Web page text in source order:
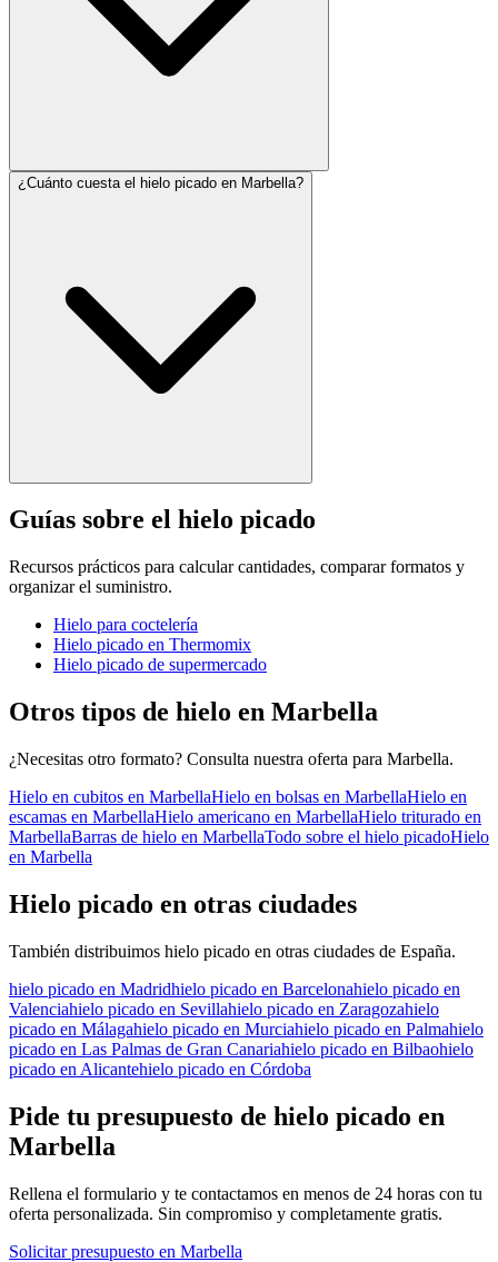
¿Cuánto cuesta el hielo picado en Marbella?
Guías sobre el hielo picado
Recursos prácticos para calcular cantidades, comparar formatos y
organizar el suministro.
Hielo para coctelería
Hielo picado en Thermomix
Hielo picado de supermercado
Otros tipos de hielo en Marbella
¿Necesitas otro formato? Consulta nuestra oferta para Marbella.
Hielo en cubitos en MarbellaHielo en bolsas en MarbellaHielo en
escamas en MarbellaHielo americano en MarbellaHielo triturado en
MarbellaBarras de hielo en MarbellaTodo sobre el hielo picadoHielo
en Marbella
Hielo picado en otras ciudades
También distribuimos hielo picado en otras ciudades de España.
hielo picado en Madridhielo picado en Barcelonahielo picado en
Valenciahielo picado en Sevillahielo picado en Zaragozahielo
picado en Málagahielo picado en Murciahielo picado en Palmahielo
picado en Las Palmas de Gran Canariahielo picado en Bilbaohielo
picado en Alicantehielo picado en Córdoba
Pide tu presupuesto de hielo picado en
Marbella
Rellena el formulario y te contactamos en menos de 24 horas con tu
oferta personalizada. Sin compromiso y completamente gratis.
Solicitar presupuesto en Marbella